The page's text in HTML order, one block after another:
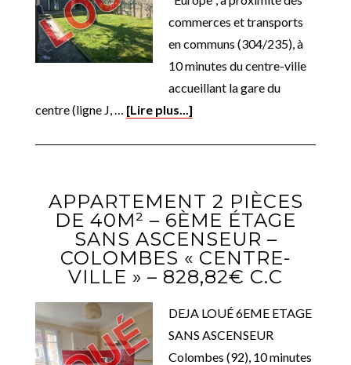
commerces et transports
en communs (304/235), à
10 minutes du centre-ville
accueillant la gare du
centre (ligne J, … [Lire plus...]
APPARTEMENT 2 PIÈCES
DE 40M² – 6ÈME ÉTAGE
SANS ASCENSEUR –
COLOMBES « CENTRE-
VILLE » – 828,82€ C.C
DEJA LOUÉ 6EME ETAGE
SANS ASCENSEUR
Colombes (92), 10 minutes